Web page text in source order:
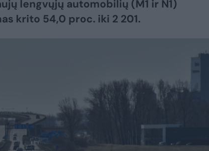
lengvųjų automobilių (M1 ir N1)
krito 54,0 proc. iki 2 201.